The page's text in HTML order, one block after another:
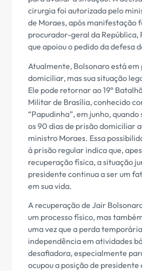
cirurgia foi autorizada pelo
de Moraes, após manifestação
procurador-geral da República,
que apoiou o pedido da defesa
Atualmente, Bolsonaro está em
domiciliar, mas sua situação
Ele pode retornar ao 19º
Militar de Brasília, conhecido
“Papudinha”, em junho,
os 90 dias de prisão domiciliar
ministro Moraes. Essa
à prisão regular indica que,
recuperação física, a situação
presidente continua a ser um
em sua vida.
A recuperação de Jair
um processo físico, mas
uma vez que a perda
independência em atividades
desafiadora, especialmente
ocupou a posição de presidente